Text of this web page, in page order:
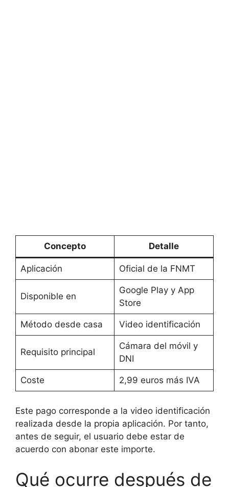
Concepto Detalle
Aplicación Oficial de la FNMT
Disponible en
Google Play y App
Store
Método desde casa Video identificación
Requisito principal
Cámara del móvil y
DNI
Coste 2,99 euros más IVA
Este pago corresponde a la video identificación
realizada desde la propia aplicación. Por tanto,
antes de seguir, el usuario debe estar de
acuerdo con abonar este importe.
Qué ocurre después de